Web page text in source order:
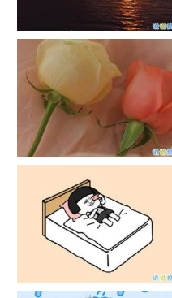
日出文案温柔句子 看日出的微
信说说配图
官宣恋爱的说说配图 官宣句子